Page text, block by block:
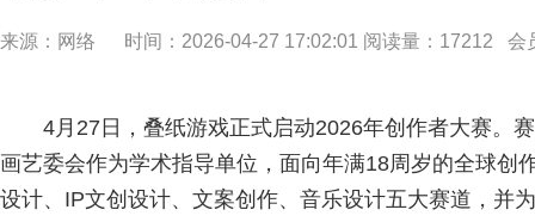
来源：网络 时间：2026-04-27 17:02:01 阅读量：17212 会
4月27日，叠纸游戏正式启动2026年创作者大赛。
画艺委会作为学术指导单位，面向年满18周岁的全球创
设计、IP文创设计、文案创作、音乐设计五大赛道，并